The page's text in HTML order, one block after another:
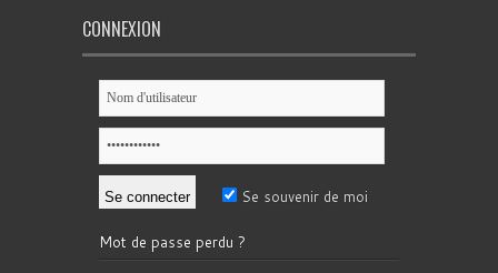
CONNEXION
Se souvenir de moi
Mot de passe perdu ?